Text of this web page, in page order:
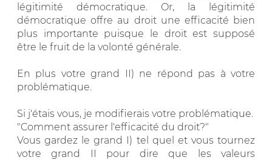
légitimité démocratique. Or, la légitimité
démocratique offre au droit une efficacité bien
plus importante puisque le droit est supposé
être le fruit de la volonté générale.
En plus votre grand II) ne répond pas à votre
problématique.
Si j'étais vous, je modifierais votre problématique.
"Comment assurer l'efficacité du droit?"
Vous gardez le grand I) tel quel et vous tournez
votre grand II pour dire que les valeurs